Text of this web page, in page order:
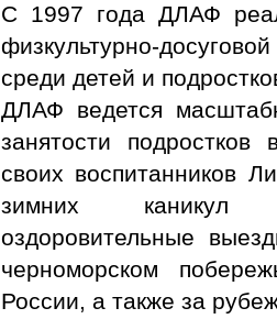
С 1997 года ДЛАФ
физкультурно-
среди детей и
ДЛАФ ведется
занятости
своих воспитанников
зимних каникул
оздоровительные
черноморском
России, а также за